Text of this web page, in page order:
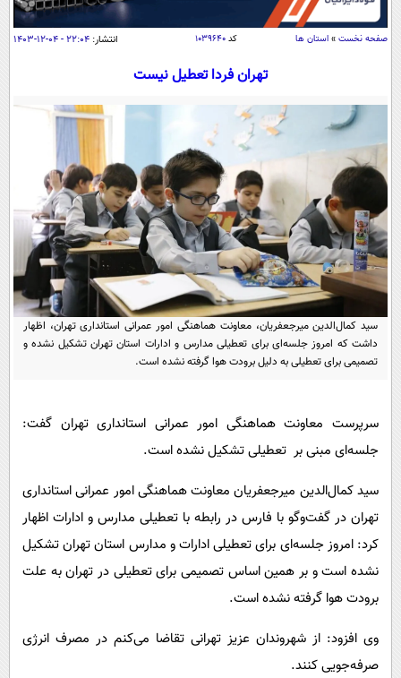
اقتصاد
اقتصادی
جامعه
سلامت
یک برش دانایی
محیط زیست
سفر و تفریح
بین الملل
سیاست خارجی
فرهنگ و هنر
علم و دانش
فناوری و It
علمی
اخبار کریپتو
قرآن
گوناگون
سرگرمی
باشگاه مغز
مجله تصویری سلاح
فیلم
اقتصاد
ورزش
فناوری
حوادث
محیط زیست
سلامت
بین الملل
عصر ایران 2
خواندنی ها و دیدنی ها
آموزش زبان
صفحه نخست » استان ها کد ۱۰۳۹۶۴۰ انتشار: ۲۲:۰۴ - ۰۴-۱۲-۱۴۰۳
تهران فردا تعطیل نیست
سید کمال‌الدین میرجعفریان، معاونت هماهنگی امور عمرانی استانداری تهران، اظهار
داشت که امروز جلسه‌ای برای تعطیلی مدارس و ادارات استان تهران تشکیل نشده و
تصمیمی برای تعطیلی به دلیل برودت هوا گرفته نشده است.
سرپرست معاونت هماهنگی امور عمرانی استانداری تهران گفت:
جلسه‌ای مبنی بر تعطیلی تشکیل نشده است.
سید کمال‌الدین میرجعفریان معاونت هماهنگی امور عمرانی استانداری
تهران در گفت‌وگو با فارس در رابطه‌ با تعطیلی مدارس و ادارات اظهار
کرد: امروز جلسه‌ای برای تعطیلی ادارات و مدارس استان تهران تشکیل
نشده است و بر همین اساس تصمیمی برای تعطیلی در تهران به علت
برودت هوا گرفته نشده است.
وی افزود: از شهروندان عزیز تهرانی تقاضا می‌کنم در مصرف انرژی
صرفه‌جویی کنند.